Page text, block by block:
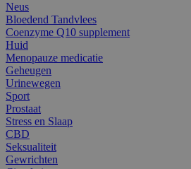
Neus
Bloedend Tandvlees
Coenzyme Q10 supplement
Huid
Menopauze medicatie
Geheugen
Urinewegen
Sport
Prostaat
Stress en Slaap
CBD
Seksualiteit
Gewrichten